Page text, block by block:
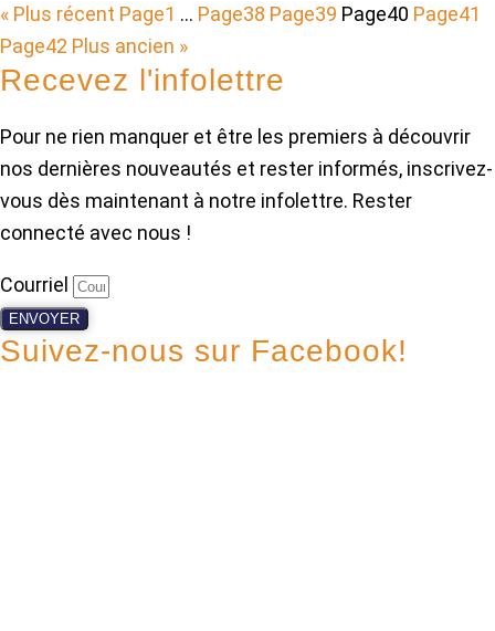
« Plus récent Page1 … Page38 Page39 Page40 Page41
Page42 Plus ancien »
Recevez l'infolettre
Pour ne rien manquer et être les premiers à découvrir
nos dernières nouveautés et rester informés, inscrivez-
vous dès maintenant à notre infolettre. Rester
connecté avec nous !
Courriel
ENVOYER
Suivez-nous sur Facebook!